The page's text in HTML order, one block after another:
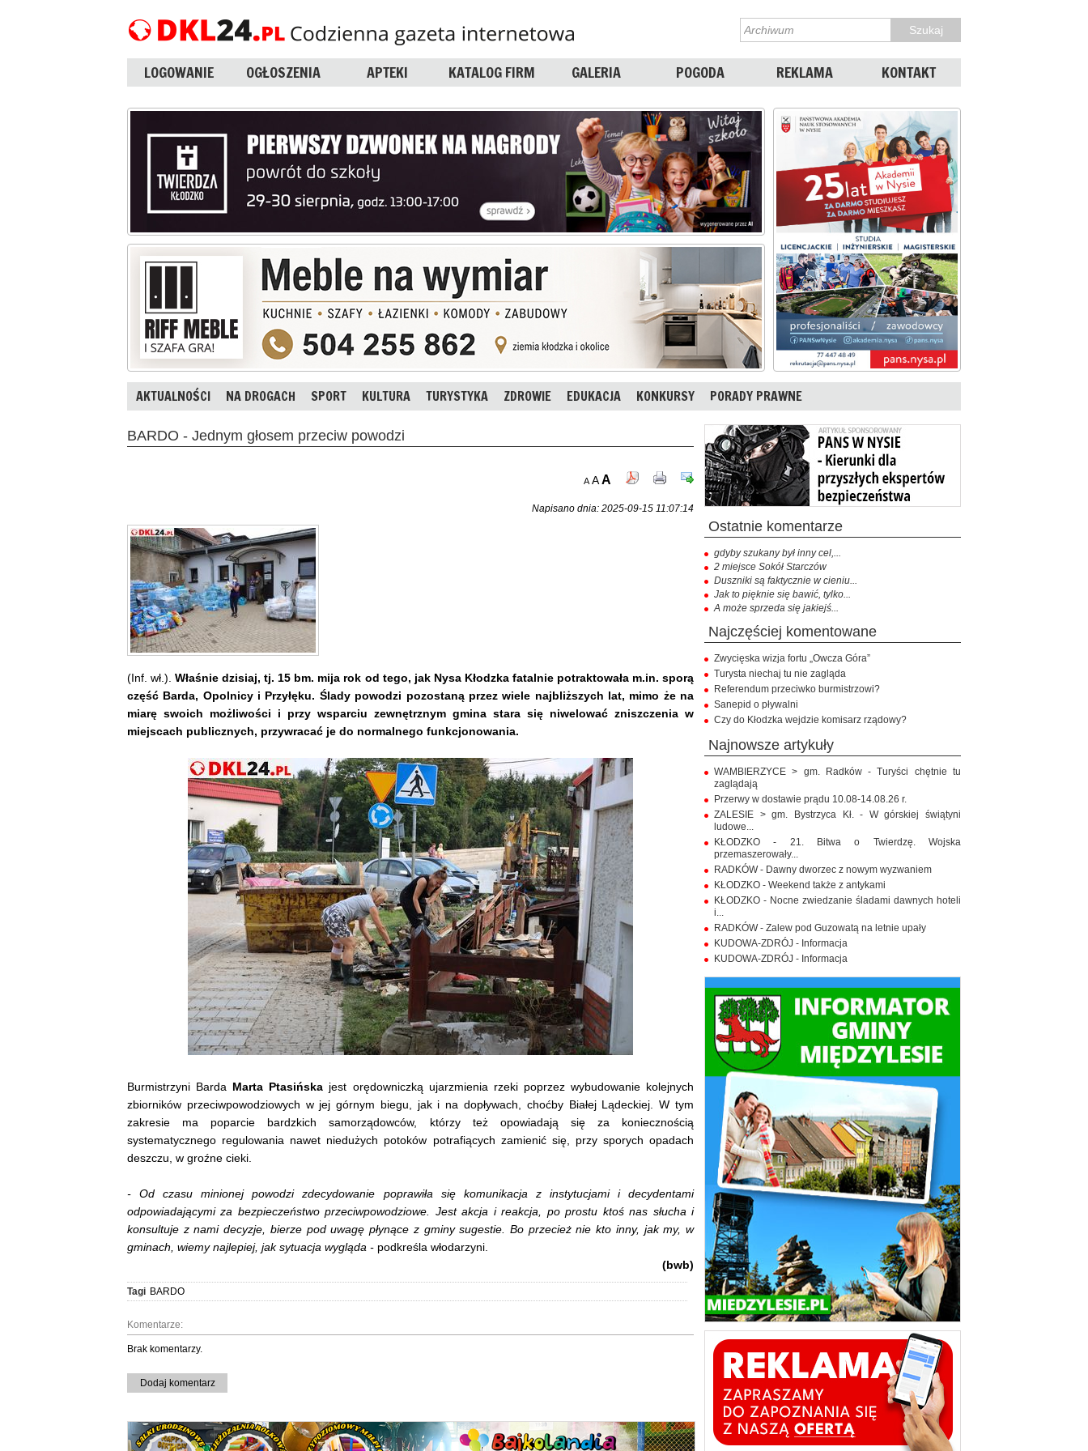
LOGOWANIE OGŁOSZENIA APTEKI KATALOG FIRM GALERIA POGODA REKLAMA KONTAKT
AKTUALNOŚCI NA DROGACH SPORT KULTURA TURYSTYKA ZDROWIE EDUKACJA KONKURSY PORADY PRAWNE
BARDO - Jednym głosem przeciw powodzi
A AA
Napisano dnia: 2025-09-15 11:07:14
(Inf. wł.). Właśnie dzisiaj, tj. 15 bm. mija rok od tego, jak Nysa Kłodzka fatalnie potraktowała m.in. sporą
część Barda, Opolnicy i Przyłęku. Ślady powodzi pozostaną przez wiele najbliższych lat, mimo że na
miarę swoich możliwości i przy wsparciu zewnętrznym gmina stara się niwelować zniszczenia w
miejscach publicznych, przywracać je do normalnego funkcjonowania.
Burmistrzyni Barda Marta Ptasińska jest orędowniczką ujarzmienia rzeki poprzez wybudowanie kolejnych
zbiorników przeciwpowodziowych w jej górnym biegu, jak i na dopływach, choćby Białej Lądeckiej. W tym
zakresie ma poparcie bardzkich samorządowców, którzy też opowiadają się za koniecznością
systematycznego regulowania nawet niedużych potoków potrafiących zamienić się, przy sporych opadach
deszczu, w groźne cieki.
- Od czasu minionej powodzi zdecydowanie poprawiła się komunikacja z instytucjami i decydentami
odpowiadającymi za bezpieczeństwo przeciwpowodziowe. Jest akcja i reakcja, po prostu ktoś nas słucha i
konsultuje z nami decyzje, bierze pod uwagę płynące z gminy sugestie. Bo przecież nie kto inny, jak my, w
gminach, wiemy najlepiej, jak sytuacja wygląda - podkreśla włodarzyni.
(bwb)
Tagi BARDO
Komentarze:
Brak komentarzy.
Dodaj komentarz
ostatnie komentarze
gdyby szukany był inny cel,...
2 miejsce Sokół Starczów
Duszniki są faktycznie w cieniu...
Jak to pięknie się bawić, tylko...
A może sprzeda się jakiejś...
najczęściej komentowane
Zwycięska wizja fortu „Owcza Góra”
Turysta niechaj tu nie zagląda
Referendum przeciwko burmistrzowi?
Sanepid o pływalni
Czy do Kłodzka wejdzie komisarz rządowy?
najnowsze artykuły
WAMBIERZYCE > gm. Radków - Turyści chętnie tu
zaglądają
Przerwy w dostawie prądu 10.08-14.08.26 r.
ZALESIE > gm. Bystrzyca Kł. - W górskiej świątyni
ludowe...
KŁODZKO - 21. Bitwa o Twierdzę. Wojska
przemaszerowały...
RADKÓW - Dawny dworzec z nowym wyzwaniem
KŁODZKO - Weekend także z antykami
KŁODZKO - Nocne zwiedzanie śladami dawnych hoteli
i...
RADKÓW - Zalew pod Guzowatą na letnie upały
KUDOWA-ZDRÓJ - Informacja
KUDOWA-ZDRÓJ - Informacja